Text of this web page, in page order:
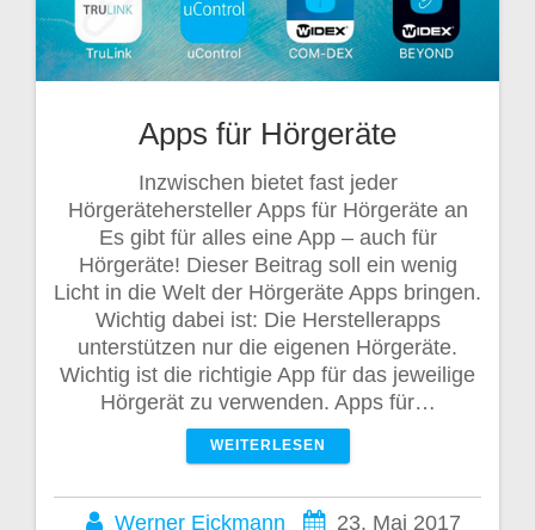
Apps für Hörgeräte
Inzwischen bietet fast jeder
Hörgerätehersteller Apps für Hörgeräte an
Es gibt für alles eine App – auch für
Hörgeräte! Dieser Beitrag soll ein wenig
Licht in die Welt der Hörgeräte Apps bringen.
Wichtig dabei ist: Die Herstellerapps
unterstützen nur die eigenen Hörgeräte.
Wichtig ist die richtigie App für das jeweilige
Hörgerät zu verwenden. Apps für…
WEITERLESEN
Werner Eickmann
23. Mai 2017